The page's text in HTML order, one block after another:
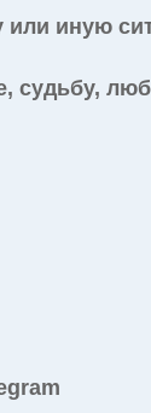
или иную
судьбу,